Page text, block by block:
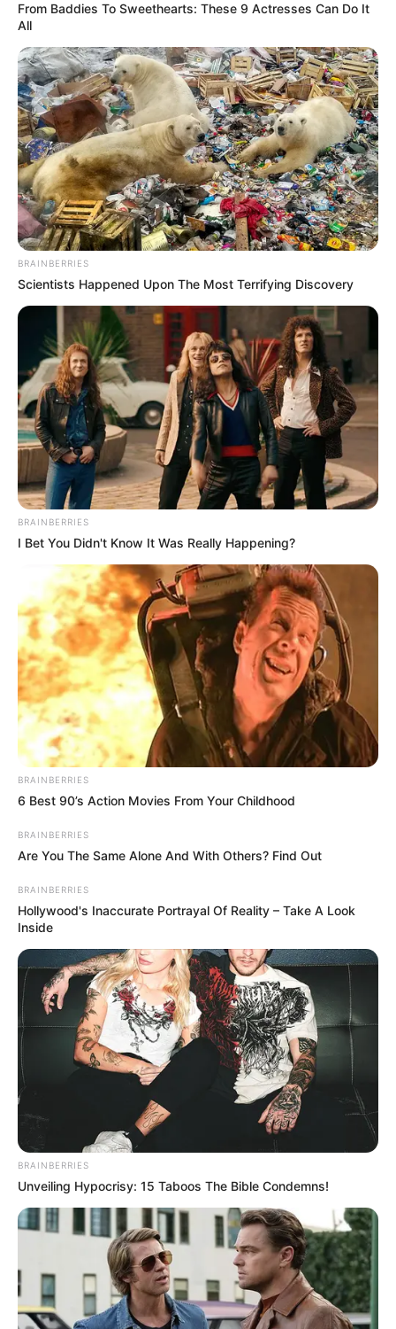
Citas a los 18: el
comienzo de las
historias que nunca
se olvidan
From Baddies To Sweethearts: These 9 Actresses Can Do It
All
BRAINBERRIES
Scientists Happened Upon The Most Terrifying Discovery
BRAINBERRIES
I Bet You Didn't Know It Was Really Happening?
BRAINBERRIES
6 Best 90’s Action Movies From Your Childhood
BRAINBERRIES
Are You The Same Alone And With Others? Find Out
BRAINBERRIES
Hollywood's Inaccurate Portrayal Of Reality – Take A Look
Inside
BRAINBERRIES
Unveiling Hypocrisy: 15 Taboos The Bible Condemns!